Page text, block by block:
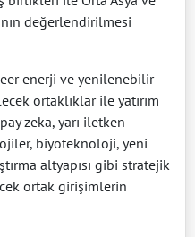
değerlendirilmesi
enerji ve yenilenebilir
ortaklıklar ile yatırım
zeka, yarı iletken
biyoteknoloji, yeni
altyapısı gibi stratejik
ortak girişimlerin